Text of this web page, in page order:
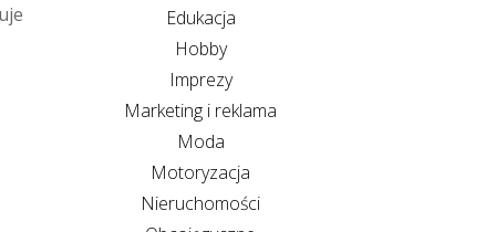
Edukacja
Hobby
Imprezy
Marketing i reklama
Moda
Motoryzacja
Nieruchomości